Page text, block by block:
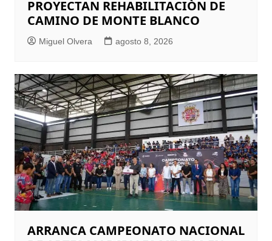
PROYECTAN REHABILITACIÒN DE
CAMINO DE MONTE BLANCO
Miguel Olvera agosto 8, 2026
ARRANCA CAMPEONATO NACIONAL